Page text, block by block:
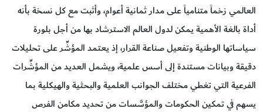
العالمي زخماً متنامياً على مدار ثمانية أعوام، وأثبت مع كل نسخة بأنه
أداة بالغة الأهمية يمكن لدول العالم الاسترشاد بها من أجل بلورة
سياساتها الوطنية وتفعيل صناعة القرار، إذ يعتمد المؤشِّر على تحليلات
دقيقة وبيانات مستندة إلى أسس علمية، ويشمل العديد من المؤشِّرات
الفرعية التي تغطي مختلف الجوانب العلمية والبحثية والهيكلية بما
يسهم في تمكين الحكومات والمؤسَّسات من تحديد مكامن الفرص